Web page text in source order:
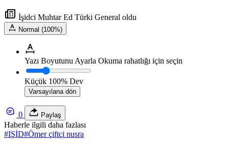
İşidci Muhtar Ed Türki General oldu
Normal (100%)
Yazı Boyutunu Ayarla Okuma rahatlığı için seçin
Küçük 100% Dev
Varsayılana dön
0 Paylaş
Haberle ilgili daha fazlası
#IŞİD#Ömer çiftçi nusra